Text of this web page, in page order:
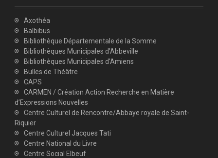
Axothéa
Balbibus
Bibliothèque Départementale de la Somme
Bibliothèques Municipales d'Abbeville
Bibliothèques Municipales d'Amiens
Bulles de Théâtre
CAPS
CARMEN / Création Action Recherche en Matière
d’Expressions Nouvelles
Centre Culturel de Rencontre/Abbaye royale de Saint-
Riquier
Centre Culturel Jacques Tati
Centre National du Livre
Centre Social Elbeuf